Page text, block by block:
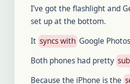
I’ve got the flashlight and
set up at the bottom.
It syncs with Google
Both phones had pretty
Because the iPhone is the